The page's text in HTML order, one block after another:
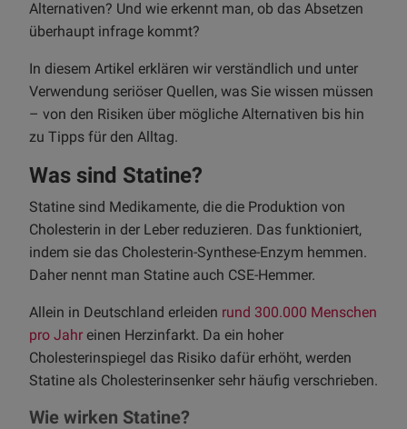
Alternativen? Und wie erkennt man, ob das Absetzen
überhaupt infrage kommt?
In diesem Artikel erklären wir verständlich und unter
Verwendung seriöser Quellen, was Sie wissen müssen
– von den Risiken über mögliche Alternativen bis hin
zu Tipps für den Alltag.
Was sind Statine?
Statine sind Medikamente, die die Produktion von
Cholesterin in der Leber reduzieren. Das funktioniert,
indem sie das Cholesterin-Synthese-Enzym hemmen.
Daher nennt man Statine auch CSE-Hemmer.
Allein in Deutschland erleiden rund 300.000 Menschen
pro Jahr einen Herzinfarkt. Da ein hoher
Cholesterinspiegel das Risiko dafür erhöht, werden
Statine als Cholesterinsenker sehr häufig verschrieben.
Wie wirken Statine?